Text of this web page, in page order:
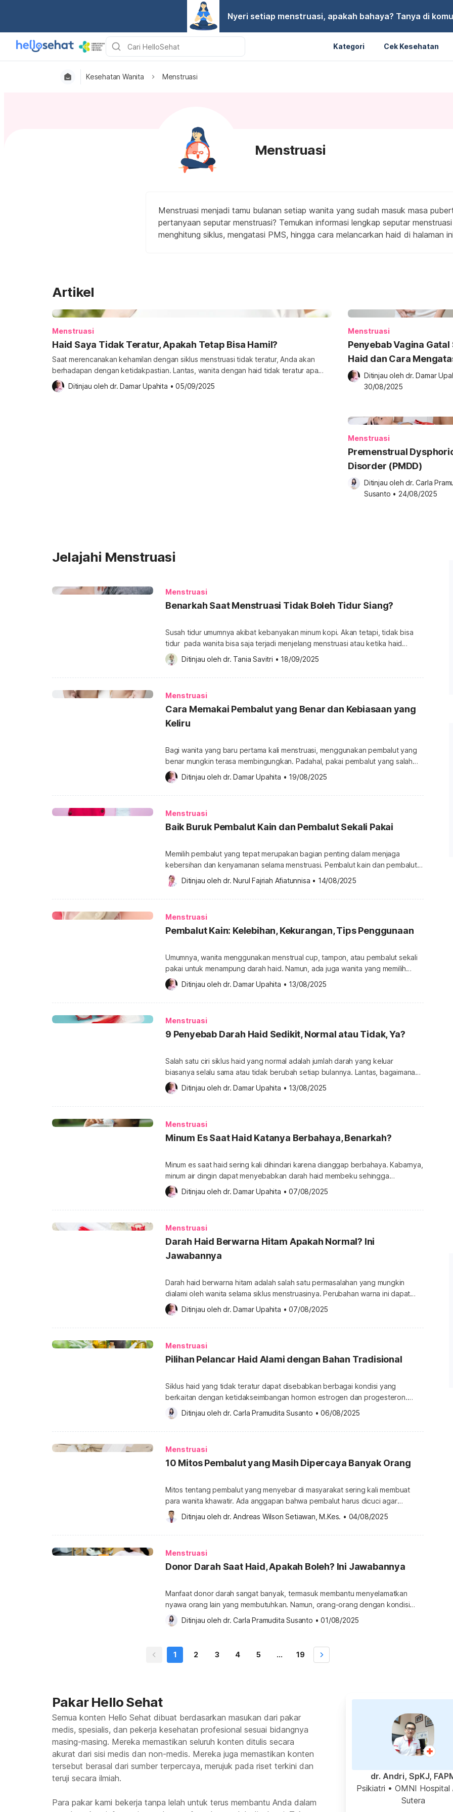
Nyeri setiap menstruasi, apakah bahaya? Tanya di
Kategori Cek Kesehatan
Kesehatan Wanita Menstruasi
Menstruasi
Menstruasi menjadi tamu bulanan setiap wanita yang sudah masuk masa
pertanyaan seputar menstruasi? Temukan informasi lengkap seputar
menghitung siklus, mengatasi PMS, hingga cara melancarkan haid di halaman
Artikel
Menstruasi
Haid Saya Tidak Teratur, Apakah Tetap Bisa Hamil?
Saat merencanakan kehamilan dengan siklus menstruasi tidak teratur, Anda akan
berhadapan dengan ketidakpastian. Lantas, wanita dengan haid tidak teratur apa
bisa hamil? Simak penjelasannya di bawah ini. Apakah kondisi haid tidak teratur bisa
hamil? Wanita yang mengalami haid walaupun tidak teratur masih bisa hamil. Namun,
Ditinjau oleh dr. Damar Upahita • 05/09/2025
Menstruasi
Penyebab Vagina Gatal
Haid dan Cara
Ditinjau oleh dr. Damar
30/08/2025
Menstruasi
Premenstrual
Disorder (PMDD)
Ditinjau oleh dr. Carla
Susanto • 24/08/2025
Jelajahi Menstruasi
Menstruasi
Benarkah Saat Menstruasi Tidak Boleh Tidur Siang?
Susah tidur umumnya akibat kebanyakan minum kopi. Akan tetapi, tidak bisa
tidur pada wanita bisa saja terjadi menjelang menstruasi atau ketika haid
sedang berlangsung. Mengapa hal ini bisa terjadi? Lantas, ada anggapan yang
menyebutkan saat menstruasi tidak boleh tidur siang, benar atau tidak, sih?
Saat menstruasi tidak boleh tidur siang, benar atau tidak? Perubahan hormon
Ditinjau oleh dr. Tania Savitri • 18/09/2025
Menstruasi
Cara Memakai Pembalut yang Benar dan Kebiasaan yang
Keliru
Bagi wanita yang baru pertama kali menstruasi, menggunakan pembalut yang
benar mungkin terasa membingungkan. Padahal, pakai pembalut yang salah
bisa menimbulkan efek buruk pada kesehatan. Berikut cara memakai pembalut
untuk pemula yang perlu diketahui. Bagaimana cara memasang pembalut yang
benar? Penting untuk menghindari kebiasaan buruk memakai pembalut di atas
Ditinjau oleh dr. Damar Upahita • 19/08/2025
Menstruasi
Baik Buruk Pembalut Kain dan Pembalut Sekali Pakai
Memilih pembalut yang tepat merupakan bagian penting dalam menjaga
kebersihan dan kenyamanan selama menstruasi. Pembalut kain dan pembalut
sekali pakai adalah dua jenis pembalut paling umum. Artikel ini akan membahas
kelebihan dan kekurangan kedua jenis pembalut ini, berikut ulasannya.
Kelebihan dan kekurangan pembalut sekali pakai Selama masa menstruasi
Ditinjau oleh dr. Nurul Fajriah Afiatunnisa • 14/08/2025
Menstruasi
Pembalut Kain: Kelebihan, Kekurangan, Tips Penggunaan
Umumnya, wanita menggunakan menstrual cup, tampon, atau pembalut sekali
pakai untuk menampung darah haid. Namun, ada juga wanita yang memilih
menggunakan pembalut kain yang bisa dicuci ulang. Lantas, apakah pembalut
cuci ulang aman digunakan? Simak penjelasan lengkapnya di bawah ini. Apa itu
pembalut kain? Pembalut kain adalah produk kesehatan wanita yang terbuat
Ditinjau oleh dr. Damar Upahita • 13/08/2025
Menstruasi
9 Penyebab Darah Haid Sedikit, Normal atau Tidak, Ya?
Salah satu ciri siklus haid yang normal adalah jumlah darah yang keluar
biasanya selalu sama atau tidak berubah setiap bulannya. Lantas, bagaimana
jika jumlah darah haid tiba-tiba sedikit, apakah normal? Ketahui penyebab
darah haid keluar sedikit berikut ini. Berbagai penyebab darah haid sedikit
Darah haid keluar sedikit atau dikenal juga dengan istilah hipomenorea
Ditinjau oleh dr. Damar Upahita • 13/08/2025
Menstruasi
Minum Es Saat Haid Katanya Berbahaya, Benarkah?
Minum es saat haid sering kali dihindari karena dianggap berbahaya. Kabarnya,
minum air dingin dapat menyebabkan darah haid membeku sehingga
menstruasi menjadi tidak lancar. Benarkah demikian ataukah hanya mitos
seputar menstruasi belaka? Yuk, temukan jawabannya di sini! Apakah
menstruasi boleh minum es? Beberapa orang percaya minum air es dapat
Ditinjau oleh dr. Damar Upahita • 07/08/2025
Menstruasi
Darah Haid Berwarna Hitam Apakah Normal? Ini
Jawabannya
Darah haid berwarna hitam adalah salah satu permasalahan yang mungkin
dialami oleh wanita selama siklus menstruasinya. Perubahan warna ini dapat
menimbulkan kekhawatiran dan pertanyaan tentang kesehatan
reproduksinya. Lantas, apakah hal ini normal dan apa penyebabnya? Apakah
normal jika darah haid berwarna hitam? Darah haid yang berwarna hitam masih
Ditinjau oleh dr. Damar Upahita • 07/08/2025
Menstruasi
Pilihan Pelancar Haid Alami dengan Bahan Tradisional
Siklus haid yang tidak teratur dapat disebabkan berbagai kondisi yang
berkaitan dengan ketidakseimbangan hormon estrogen dan progesteron.
Beberapa cara bisa dilakukan agar datangnya menstruasi lebih teratur,
termasuk dengan penggunaan bahan herbal yang berpotensi sebagai
pelancar haid alami. Pilihan bahan alami untuk pelancar haid Sampai sekarang
untuk melancarkan haid […]
Ditinjau oleh dr. Carla Pramudita Susanto • 06/08/2025
Menstruasi
10 Mitos Pembalut yang Masih Dipercaya Banyak Orang
Mitos tentang pembalut yang menyebar di masyarakat sering kali membuat
para wanita khawatir. Ada anggapan bahwa pembalut harus dicuci agar
terhindar dari hal gaib atau penggunaan pembalut bisa memicu kanker. Apakah
mitos-mitos tersebut benar? Yuk, cek fakta sebenarnya di bawah ini. Berbagai
mitos tentang pembalut Berikut ini anggapan terkait pembalut untuk menstruasi
Ditinjau oleh dr. Andreas Wilson Setiawan, M.Kes. • 04/08/2025
Menstruasi
Donor Darah Saat Haid, Apakah Boleh? Ini Jawabannya
Manfaat donor darah sangat banyak, termasuk membantu menyelamatkan
nyawa orang lain yang membutuhkan. Namun, orang-orang dengan kondisi
tertentu tidak bisa melakukan donor darah. Lantas, apakah boleh melakukan
donor darah saat haid? Ketahui jawabannya di sini. Apakah boleh donor darah
memenuhi syarat donor darah secara umum. Menstruasi […]
Ditinjau oleh dr. Carla Pramudita Susanto • 01/08/2025
1 2 3 4 5 ... 19
Pakar Hello Sehat
Semua konten Hello Sehat dibuat berdasarkan masukan dari pakar
medis, spesialis, dan pekerja kesehatan profesional sesuai bidangnya
masing-masing. Mereka memastikan seluruh konten ditulis secara
akurat dari sisi medis dan non-medis. Mereka juga memastikan konten
tersebut berasal dari sumber terpercaya, merujuk pada riset terkini dan
teruji secara ilmiah.
Para pakar kami bekerja tanpa lelah untuk terus membantu Anda dalam
dr. Andri, SpKJ,
Psikiatri • OMNI Hospital
Sutera